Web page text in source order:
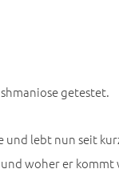
getestet.
und lebt nun seit
woher er